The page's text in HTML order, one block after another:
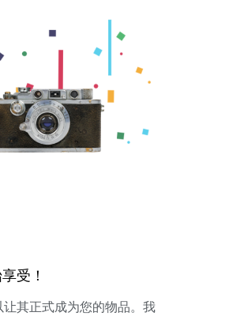
受！
其正式成为您的物品。我